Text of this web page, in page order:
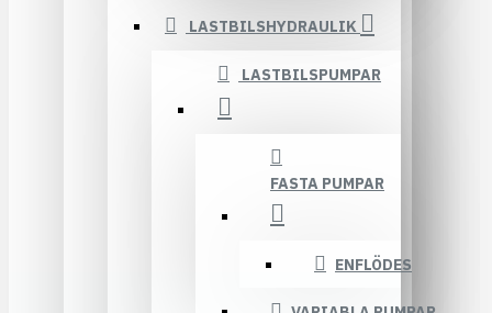
LASTBILSHYDRAULIK
LASTBILSPUMPAR
FASTA PUMPAR
ENFLÖDES